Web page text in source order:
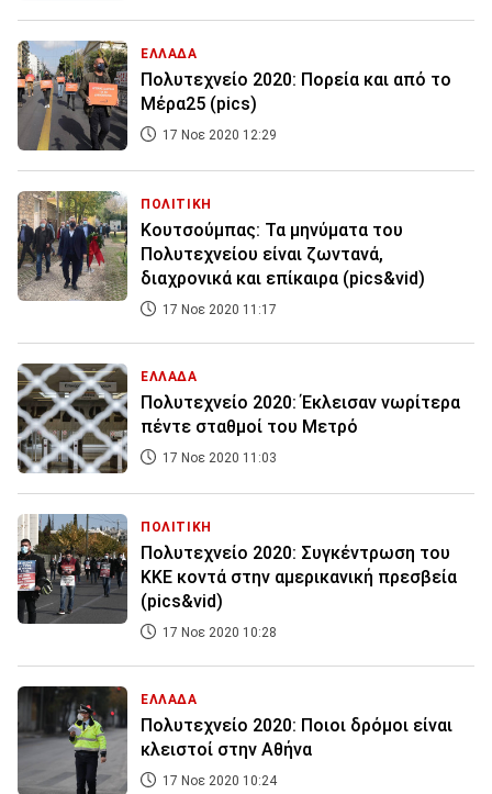
ΕΛΛΑΔΑ
Πολυτεχνείο 2020: Πορεία και από το
Μέρα25 (pics)
17 Νοε 2020 12:29
ΠΟΛΙΤΙΚΗ
Κουτσούμπας: Τα μηνύματα του
Πολυτεχνείου είναι ζωντανά,
διαχρονικά και επίκαιρα (pics&vid)
17 Νοε 2020 11:17
ΕΛΛΑΔΑ
Πολυτεχνείο 2020: Έκλεισαν νωρίτερα
πέντε σταθμοί του Μετρό
17 Νοε 2020 11:03
ΠΟΛΙΤΙΚΗ
Πολυτεχνείο 2020: Συγκέντρωση του
ΚΚΕ κοντά στην αμερικανική πρεσβεία
(pics&vid)
17 Νοε 2020 10:28
ΕΛΛΑΔΑ
Πολυτεχνείο 2020: Ποιοι δρόμοι είναι
κλειστοί στην Αθήνα
17 Νοε 2020 10:24